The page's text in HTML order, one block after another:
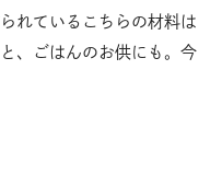
れているこちらの材料は
、ごはんのお供にも。今